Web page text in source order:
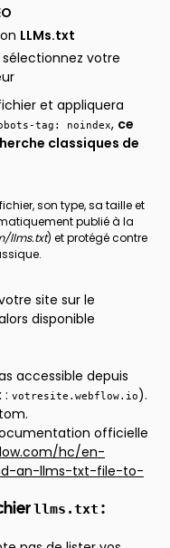
LLMs.txt
sélectionnez votre
et appliquera
tag: noindex, ce
classiques de
son type, sa taille et
publié à la
llms.txt) et protégé contre
site sur le
disponible
accessible depuis
: votresite.webflow.io).
officielle
hc/en-
an-llms-txt-file-to-
llms.txt :